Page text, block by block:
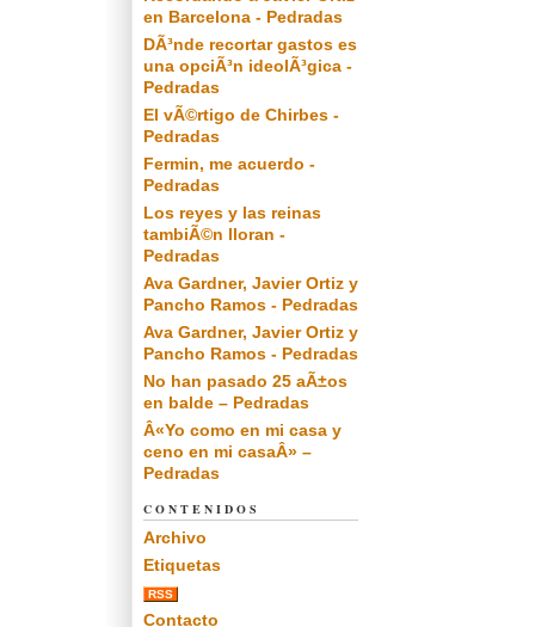
en Barcelona - Pedradas
DÃ³nde recortar gastos es
una opciÃ³n ideolÃ³gica -
Pedradas
El vÃ©rtigo de Chirbes -
Pedradas
Fermin, me acuerdo -
Pedradas
Los reyes y las reinas
tambiÃ©n lloran -
Pedradas
Ava Gardner, Javier Ortiz y
Pancho Ramos - Pedradas
Ava Gardner, Javier Ortiz y
Pancho Ramos - Pedradas
No han pasado 25 aÃ±os
en balde – Pedradas
Â«Yo como en mi casa y
ceno en mi casaÂ» –
Pedradas
CONTENIDOS
Archivo
Etiquetas
RSS
Contacto